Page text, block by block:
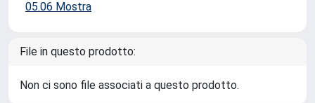
05.06 Mostra
File in questo prodotto:
Non ci sono file associati a questo prodotto.